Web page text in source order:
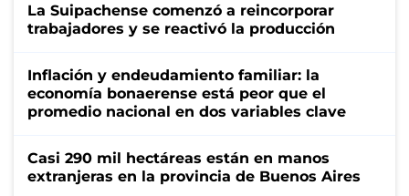
La Suipachense comenzó a reincorporar
trabajadores y se reactivó la producción
Inflación y endeudamiento familiar: la
economía bonaerense está peor que el
promedio nacional en dos variables clave
Casi 290 mil hectáreas están en manos
extranjeras en la provincia de Buenos Aires